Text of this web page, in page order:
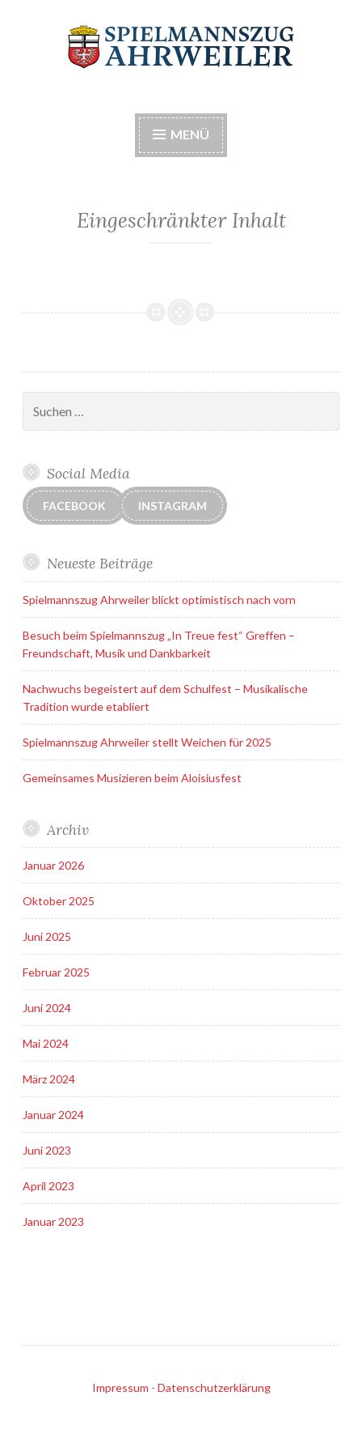
Spielmannszug
Ahrweiler e.V.
MENÜ
Eingeschränkter Inhalt
nach:
Social Media
FACEBOOK INSTAGRAM
Neueste Beiträge
Spielmannszug Ahrweiler blickt optimistisch nach vorn
Besuch beim Spielmannszug „In Treue fest“ Greffen –
Freundschaft, Musik und Dankbarkeit
Nachwuchs begeistert auf dem Schulfest – Musikalische
Tradition wurde etabliert
Spielmannszug Ahrweiler stellt Weichen für 2025
Gemeinsames Musizieren beim Aloisiusfest
Archiv
Januar 2026
Oktober 2025
Juni 2025
Februar 2025
Juni 2024
Mai 2024
März 2024
Januar 2024
Juni 2023
April 2023
Januar 2023
Impressum - Datenschutzerklärung